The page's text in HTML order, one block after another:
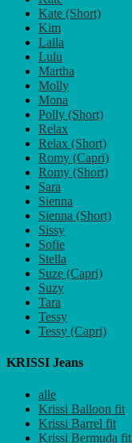
Kate (Short)
Kim
Laila
Lulu
Martha
Molly
Mona
Polly (Short)
Relax
Relax (Short)
Romy (Capri)
Romy (Short)
Sara
Sienna
Sienna (Short)
Sissy
Sofie
Stella
Suze (Capri)
Suzy
Tara
Tessy
Tessy (Capri)
KRISSI Jeans
alle
Krissi Balloon fit
Krissi Barrel fit
Krissi Bermuda fit